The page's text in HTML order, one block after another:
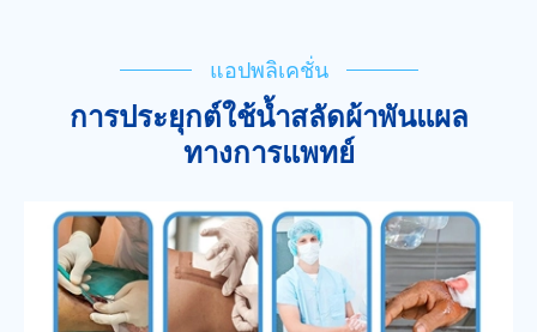
แอปพลิเคชั่น
การประยุกต์ใช้น้ำสลัดผ้าพันแผล
ทางการแพทย์